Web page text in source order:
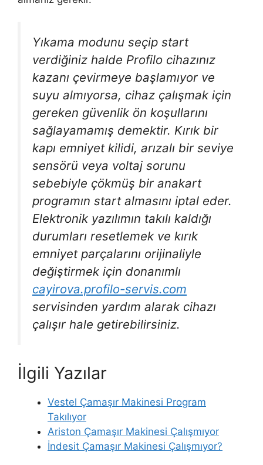
Yıkama modunu seçip start
verdiğiniz halde Profilo cihazınız
kazanı çevirmeye başlamıyor ve
suyu almıyorsa, cihaz çalışmak için
gereken güvenlik ön koşullarını
sağlayamamış demektir. Kırık bir
kapı emniyet kilidi, arızalı bir seviye
sensörü veya voltaj sorunu
sebebiyle çökmüş bir anakart
programın start almasını iptal eder.
Elektronik yazılımın takılı kaldığı
durumları resetlemek ve kırık
emniyet parçalarını orijinaliyle
değiştirmek için donanımlı
cayirova.profilo-servis.com
servisinden yardım alarak cihazı
çalışır hale getirebilirsiniz.
İlgili Yazılar
Vestel Çamaşır Makinesi Program
Takılıyor
Ariston Çamaşır Makinesi Çalışmıyor
İndesit Çamaşır Makinesi Çalışmıyor?